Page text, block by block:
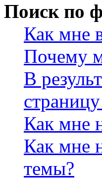
Поиск по
Как мне
Почему
В
Как мне
Как мне
темы?